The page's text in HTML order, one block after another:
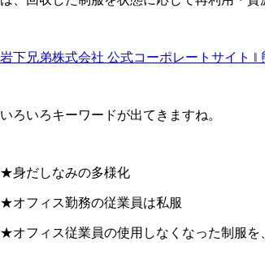
岩下兄弟株式会社 公式コーポレートサイト ‖
いろいろキーワードが出てきますね。
★身だしなみの多様化
★オフィス勤務の従業員は私服
★オフィス従業員の使用しなくなった制服